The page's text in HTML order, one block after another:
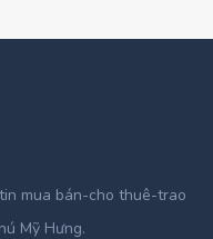
mua bán-cho thuê-trao
Mỹ Hưng.